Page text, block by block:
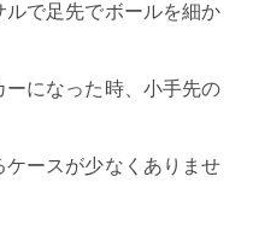
で足先でボールを細か
になった時、小手先の
ースが少なくありませ